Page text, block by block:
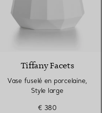
Tiffany Facets
Vase fuselé en porcelaine,
Style large
€ 380